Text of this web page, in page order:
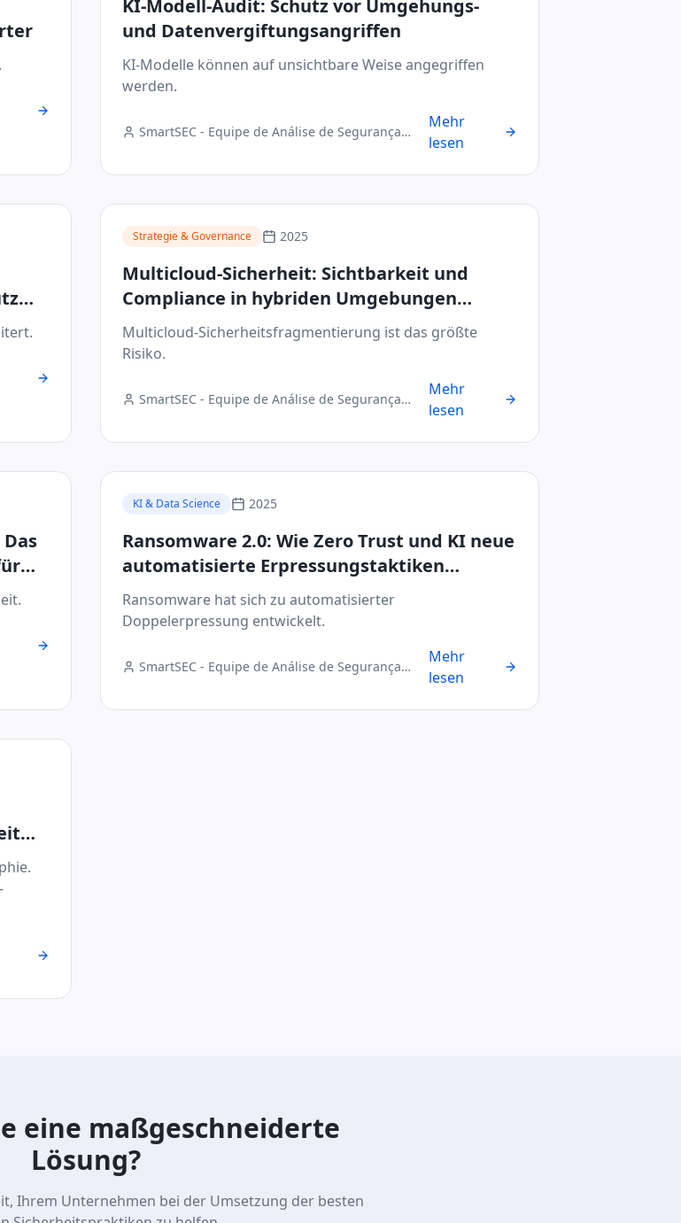
KI-Modell-Audit: Schutz vor Umgehungs-
und Datenvergiftungsangriffen
KI-Modelle können auf unsichtbare Weise angegriffen
werden.
SmartSEC - Equipe de Análise de Segurança
Mehr
lesen
Strategie & Governance 2025
Multicloud-Sicherheit: Sichtbarkeit und
Compliance in hybriden Umgebungen
vereinheitlichen
Multicloud-Sicherheitsfragmentierung ist das größte
Risiko.
SmartSEC - Equipe de Análise de Segurança
Mehr
lesen
KI & Data Science 2025
Ransomware 2.0: Wie Zero Trust und KI neue
automatisierte Erpressungstaktiken
abmildern
Ransomware hat sich zu automatisierter
Doppelerpressung entwickelt.
SmartSEC - Equipe de Análise de Segurança
Mehr
lesen
eine maßgeschneiderte
Lösung?
Ihrem Unternehmen bei der Umsetzung der besten